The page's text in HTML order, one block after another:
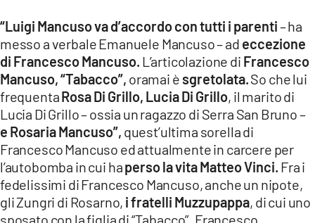
“Luigi Mancuso va d’accordo con tutti i parenti– ha
messo a verbale Emanuele Mancuso – ad eccezione
di Francesco Mancuso. L’articolazione di Francesco
Mancuso, “Tabacco”, oramai è sgretolata.So che lui
frequentaRosa Di Grillo, Lucia Di Grillo, il marito di
Lucia Di Grillo – ossia un ragazzo di Serra San Bruno –
e Rosaria Mancuso”, quest’ultima sorella di
Francesco Mancuso ed attualmente in carcere per
l’autobomba in cui haperso la vita Matteo Vinci. Fra i
fedelissimi di Francesco Mancuso, anche un nipote,
gli Zungri di Rosarno, i fratelli Muzzupappa, di cui uno
sposato con la figlia di “Tabacco”. Francesco